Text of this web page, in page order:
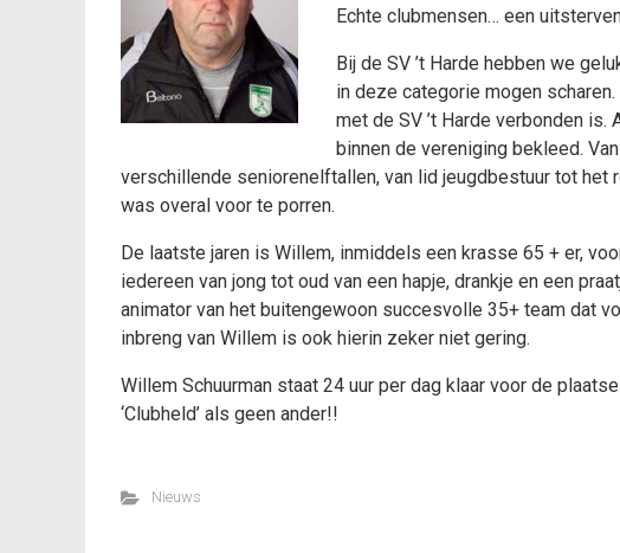
Echte clubmensen… een
Bij de SV ’t Harde hebben we
in deze categorie mogen
met de SV ’t Harde verbonden
binnen de vereniging bekleed.
verschillende seniorenelftallen, van lid jeugdbestuur tot het
was overal voor te porren.
De laatste jaren is Willem, inmiddels een krasse 65 + er,
iedereen van jong tot oud van een hapje, drankje en een
animator van het buitengewoon succesvolle 35+ team dat
inbreng van Willem is ook hierin zeker niet gering.
Willem Schuurman staat 24 uur per dag klaar voor de
‘Clubheld’ als geen ander!!
Nieuws